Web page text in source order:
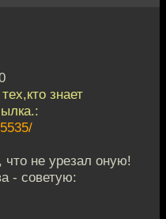
знает
не урезал оную!
- советую: